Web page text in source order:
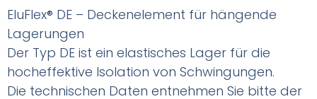
EluFlex® DE – Deckenelement für hängende
Lagerungen
Der Typ DE ist ein elastisches Lager für die
hocheffektive Isolation von Schwingungen.
Die technischen Daten entnehmen Sie bitte der